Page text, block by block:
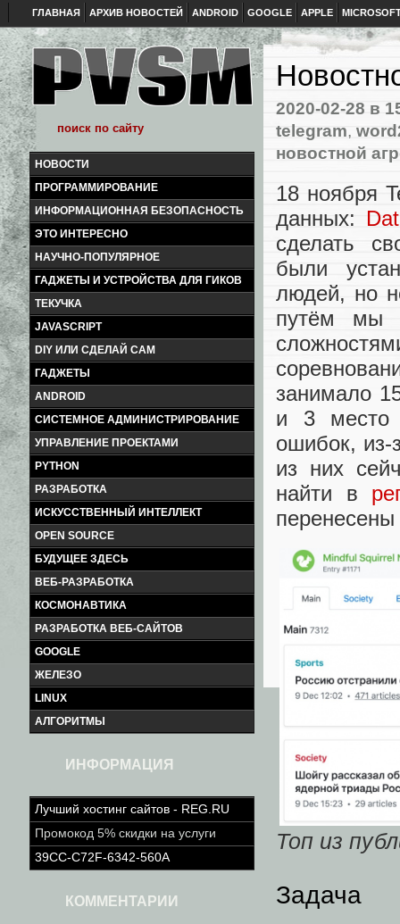
ГЛАВНАЯ АРХИВ НОВОСТЕЙ ANDROID GOOGLE APPLE
НОВОСТИ
ПРОГРАММИРОВАНИЕ
ИНФОРМАЦИОННАЯ БЕЗОПАСНОСТЬ
ЭТО ИНТЕРЕСНО
НАУЧНО-ПОПУЛЯРНОЕ
ГАДЖЕТЫ И УСТРОЙСТВА ДЛЯ ГИКОВ
ТЕКУЧКА
JAVASCRIPT
DIY ИЛИ СДЕЛАЙ САМ
ГАДЖЕТЫ
ANDROID
СИСТЕМНОЕ АДМИНИСТРИРОВАНИЕ
УПРАВЛЕНИЕ ПРОЕКТАМИ
PYTHON
РАЗРАБОТКА
ИСКУССТВЕННЫЙ ИНТЕЛЛЕКТ
OPEN SOURCE
БУДУЩЕЕ ЗДЕСЬ
ВЕБ-РАЗРАБОТКА
КОСМОНАВТИКА
РАЗРАБОТКА ВЕБ-САЙТОВ
GOOGLE
ЖЕЛЕЗО
LINUX
АЛГОРИТМЫ
ИНФОРМАЦИЯ
Лучший хостинг сайтов - REG.RU
Промокод 5% скидки на услуги
39CC-C72F-6342-560A
КОММЕНТАРИИ
2020-02-28 в
telegram,
новостной
18 ноября
данных:
сделать
были
людей, но
путём мы
занимало
и 3 место
ошибок, из-
из них
найти в
Топ из
Задача